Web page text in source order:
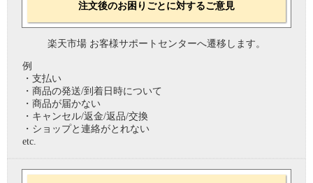
注文後のお困りごとに対するご意見
楽天市場 お客様サポートセンターへ遷移します。
例
・支払い
・商品の発送/到着日時について
・商品が届かない
・キャンセル/返金/返品/交換
・ショップと連絡がとれない
etc.